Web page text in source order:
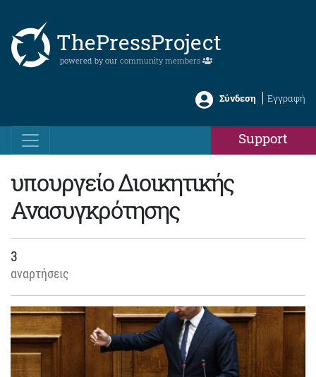
ThePressProject
powered by our community members
Σύνδεση Εγγραφή
Support
υπουργείο Διοικητικής
Ανασυγκρότησης
3
αναρτήσεις